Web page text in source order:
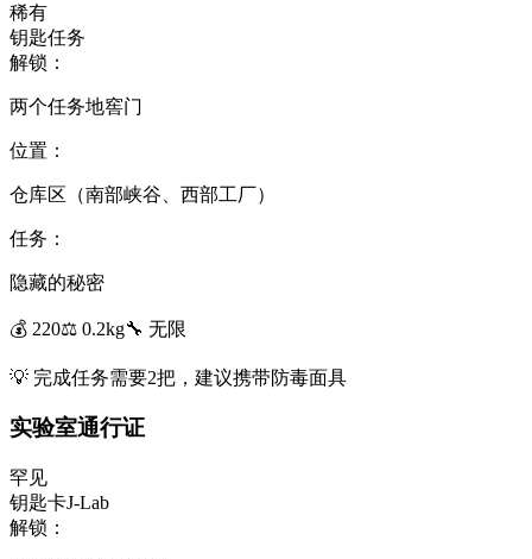
稀有
钥匙任务
解锁：
两个任务地窖门
位置：
仓库区（南部峡谷、西部工厂）
任务：
隐藏的秘密
💰 220⚖️ 0.2kg🔧 无限
💡 完成任务需要2把，建议携带防毒面具
实验室通行证
罕见
钥匙卡J-Lab
解锁：